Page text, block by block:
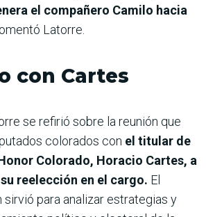
el compañero Camilo hacia
Latorre.
con Cartes
se refirió sobre la reunión que
colorados con el titular de
Colorado, Horacio Cartes, a
reelección en el cargo. El
para analizar estrategias y